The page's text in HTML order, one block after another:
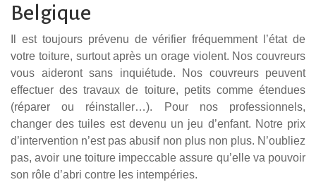
Belgique
Il est toujours prévenu de vérifier fréquemment l’état de
votre toiture, surtout après un orage violent. Nos couvreurs
vous aideront sans inquiétude. Nos couvreurs peuvent
effectuer des travaux de toiture, petits comme étendues
(réparer ou réinstaller…). Pour nos professionnels,
changer des tuiles est devenu un jeu d’enfant. Notre prix
d’intervention n’est pas abusif non plus non plus. N’oubliez
pas, avoir une toiture impeccable assure qu’elle va pouvoir
son rôle d’abri contre les intempéries.